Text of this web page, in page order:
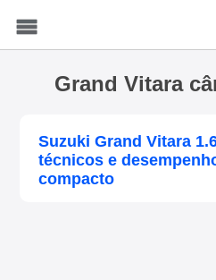
Grand Vitara
Suzuki Grand Vitara
técnicos e
compacto